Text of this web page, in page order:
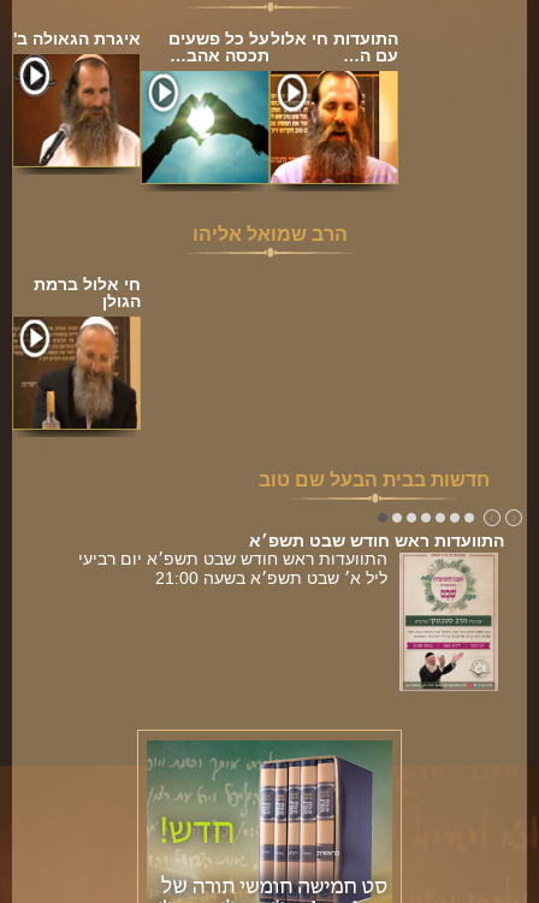
איגרת הגאולה ב'
על כל פשעים
תכסה אהב…
התועדות חי אלול
עם ה…
הרב שמואל אליהו
חי אלול ברמת
הגולן
חדשות בבית הבעל שם טוב
התוועדות ראש חודש שבט תשפ׳א
התוועדות ראש חודש שבט תשפ׳א יום רביעי
ליל א׳ שבט תשפ׳א בשעה 21:00